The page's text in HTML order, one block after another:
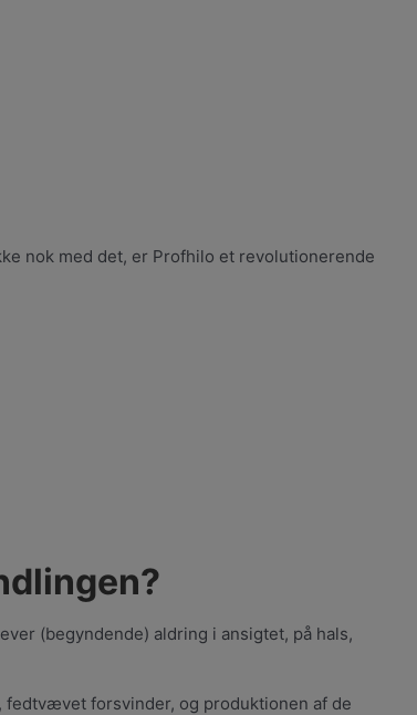
nok med det, er Profhilo et revolutionerende
(begyndende) aldring i ansigtet, på hals,
forsvinder, og produktionen af de